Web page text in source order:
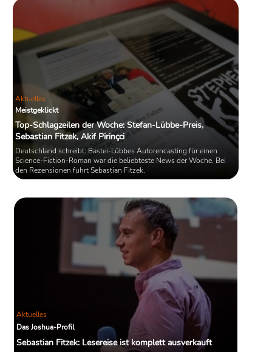
Aktuelles
Meistgeklickt
Top-Schlagzeilen der Woche: Stefan-Lübbe-Preis,
Sebastian Fitzek, Akif Pirinçci
Deutschland schreibt: Bastei-Lübbes Autorencasting für einen
Science-Fiction-Roman war die beliebteste News der Woche. Bei
den Rezensionen führt Sebastian Fitzek.
Aktuelles
Das Joshua-Profil
Sebastian Fitzek: Lesereise ist komplett ausverkauft